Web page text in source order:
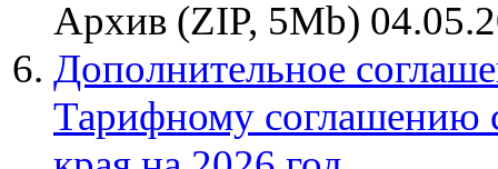
Архив (ZIP, 5Mb)
Дополнительное
Тарифному соглашению